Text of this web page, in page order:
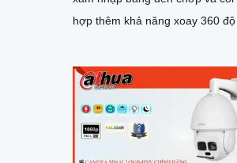
hợp thêm khả năng xoay 360 độ
minh như năng ngăn chăn xâm
thông minh tránh được tính trạng
động giả